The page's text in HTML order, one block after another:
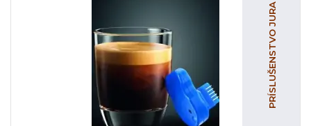
PRÍSLUŠENSTVO JURA